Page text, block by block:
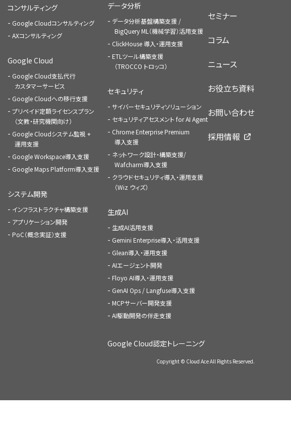
コンサルティング
Google Cloudコンサルティング
AXコンサルティング
Google Cloud
Google Cloud支払代行
カスタマーサービス
Google Cloudへの移行支援
プリペイド定額ライセンスプラン
（文教・研究機関向け）
Google Cloudシステム監視 +
運用支援
Google Workspace導入支援
Google Maps Platform導入支援
システム開発
インフラストラクチャ構築支援
アプリケーション開発
PoC（概念実証）支援
データ分析
データ分析基盤構築支援 /
BigQuery ML（機械学習）活用支援
ClickHouse 導入・運用支援
ETLツール構築支援
（TROCCO トロッコ）
セキュリティ
サイバーセキュリティソリューション
セキュリティアセスメント for AI Agent
Chrome Enterprise Premium
導入支援
ネットワーク設計・構築支援/
Wafcharm導入支援
クラウドセキュリティ導入・運用支援
（Wiz ウィズ）
生成AI
生成AI活用支援
Gemini Enterprise導入・活用支援
Glean導入・運用支援
AIエージェント開発
Floyo AI導入・運用支援
GenAI Ops / Langfuse導入支援
MCPサーバー開発支援
AI駆動開発の伴走支援
Google Cloud認定トレーニング
セミナー
コラム
ニュース
お役立ち資料
お問い合わせ
採用情報
Copyright © Cloud Ace All Rights Reserved.